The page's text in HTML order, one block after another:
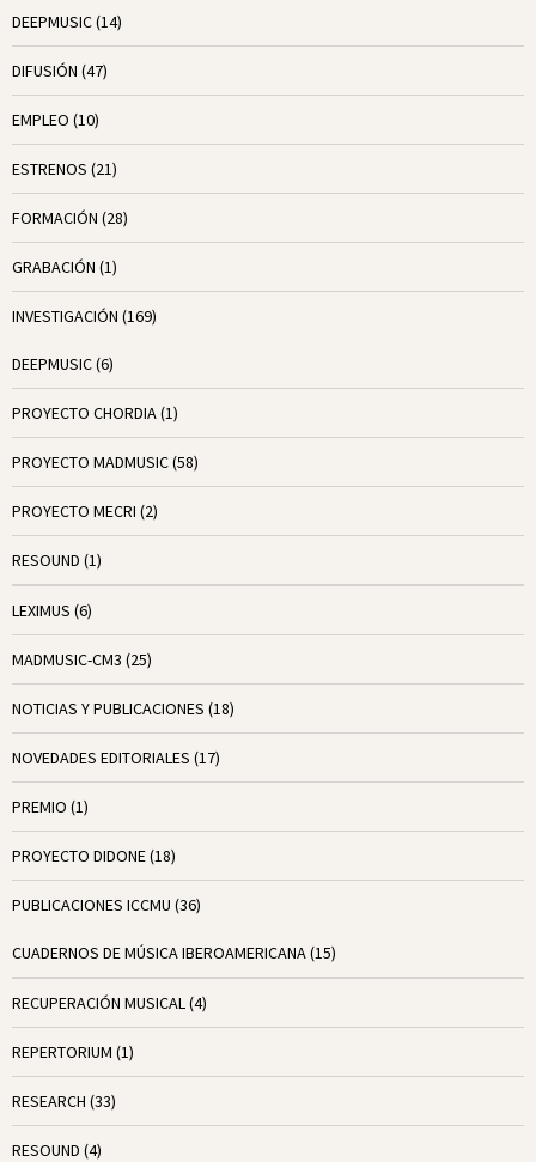
DEEPMUSIC(14)
DIFUSIÓN (47)
EMPLEO (10)
ESTRENOS (21)
FORMACIÓN (28)
GRABACIÓN (1)
INVESTIGACIÓN (169)
DEEPMUSIC(6)
PROYECTO CHORDIA(1)
PROYECTO MADMUSIC(58)
PROYECTO MECRI (2)
RESOUND (1)
LEXIMUS (6)
MADMUSIC-CM3 (25)
NOTICIAS Y PUBLICACIONES (18)
NOVEDADES EDITORIALES (17)
PREMIO (1)
PROYECTO DIDONE(18)
PUBLICACIONES ICCMU (36)
CUADERNOS DE MÚSICA IBEROAMERICANA(15)
RECUPERACIÓN MUSICAL(4)
REPERTORIUM (1)
RESEARCH (33)
RESOUND (4)